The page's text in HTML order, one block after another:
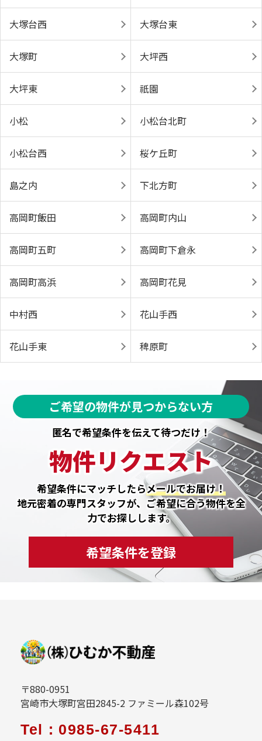
大塚台西 大塚台東
大塚町 大坪西
大坪東 祇園
小松 小松台北町
小松台西 桜ケ丘町
島之内 下北方町
高岡町飯田 高岡町内山
高岡町五町 高岡町下倉永
高岡町高浜 高岡町花見
中村西 花山手西
花山手東 稗原町
ご希望の物件が見つからない方
匿名で希望条件を伝えて待つだけ！
物件リクエスト
希望条件にマッチしたらメールでお届け！
地元密着の専門スタッフが、ご希望に合う物件を全
力でお探しします。
希望条件を登録
〒880-0951
宮崎市大塚町宮田2845-2 ファミール森102号
Tel：0985-67-5411